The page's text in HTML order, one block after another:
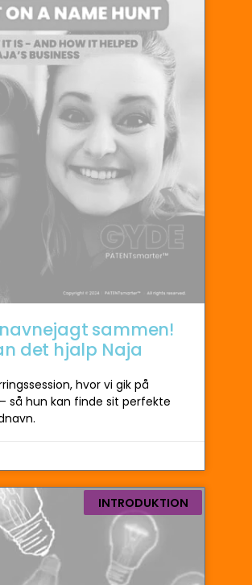
sammen!
det hjalp Naja
hvor vi gik på
så hun kan finde sit perfekte
INTRODUKTION